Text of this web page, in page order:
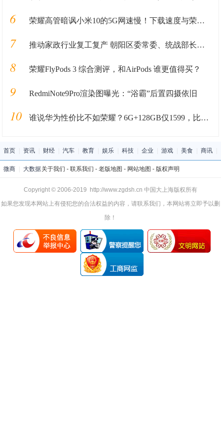
6 荣耀高管暗讽小米10的5G网速慢！下载速度与荣耀V30相差4.2倍？
7 推动家政行业复工复产 朝阳区委常委、统战部长暴剑调研管家帮
8 荣耀FlyPods 3 综合测评，和AirPods 谁更值得买？
9 RedmiNote9Pro渲染图曝光：“浴霸”后置四摄依旧
10 谁说华为性价比不如荣耀？6G+128GB仅1599，比荣耀8X更能打！
首页 资讯 财经 汽车 教育 娱乐 科技 企业 游戏 美食 商讯
微商 大数据关于我们 - 联系我们 - 老版地图 - 网站地图 - 版权声明
Copyright © 2006-2019 http://www.zgdsh.cn 中国大上海版权所有
如果您发现本网站上有侵犯您的合法权益的内容，请联系我们，本网站将立即予以删
除！